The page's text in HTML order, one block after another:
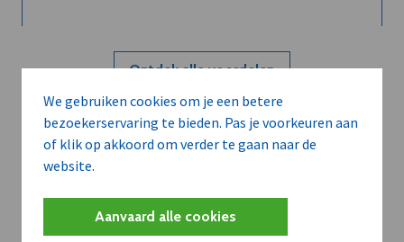
We gebruiken cookies om je een betere
bezoekerservaring te bieden. Pas je voorkeuren aan
of klik op akkoord om verder te gaan naar de
website.
Aanvaard alle cookies
Ontdek alle voordelen
Abboneer
Wilt u niet enkel de dVO community
leren kennen maar dat men u ook